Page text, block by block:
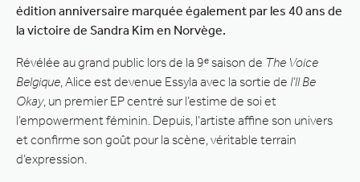
édition anniversaire marquée également par les 40 ans de
la victoire de Sandra Kim en Norvège.
Révélée au grand public lors de la 9ᵉ saison de The Voice
Belgique , Alice est devenue Essyla avec la sortie de I’ll Be
Okay, un premier EP centré sur l’estime de soi et
l’empowerment féminin. Depuis, l’artiste affine son univers
et confirme son goût pour la scène, véritable terrain
d’expression.